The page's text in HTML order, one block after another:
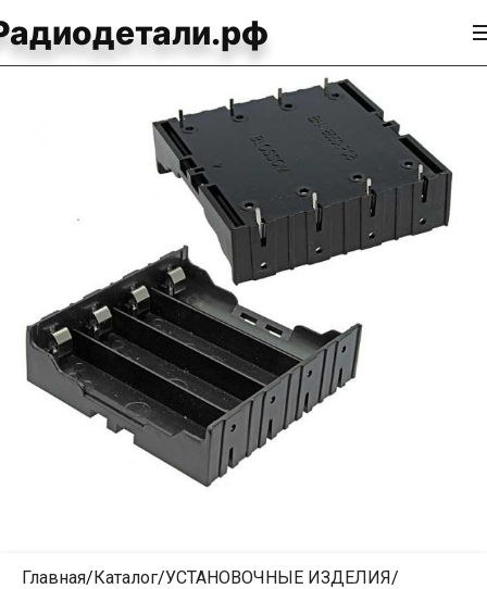
Главная Каталог УСТАНОВОЧНЫЕ ИЗДЕЛИЯ